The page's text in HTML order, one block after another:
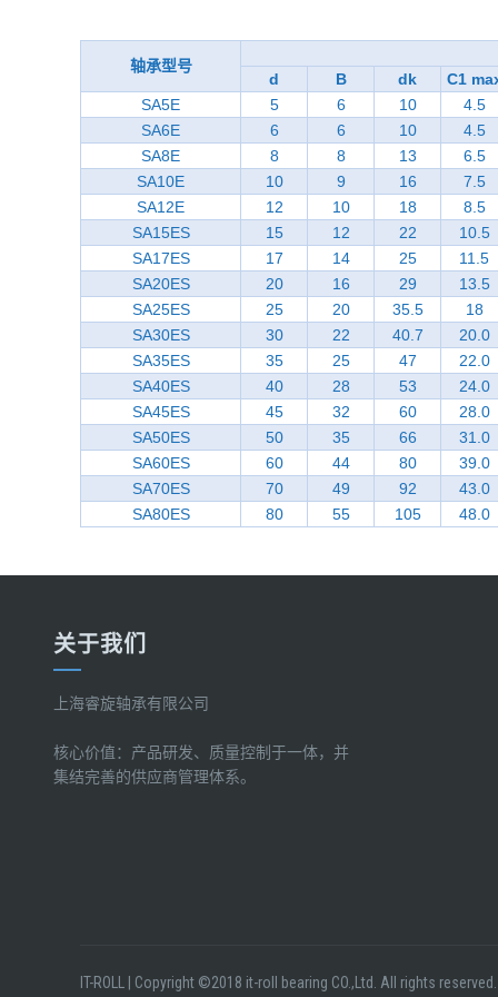
轴承型号
d B dk
C1
SA5E
5 6 10
4.5
SA6E
6 6 10
4.5
SA8E
8 8 13
6.5
SA10E
10 9 16
7.5
SA12E
12 10 18
8.5
SA15ES
15 12 22
10.5
SA17ES
17 14 25
11.5
SA20ES
20 16 29
13.5
SA25ES
25 20 35.5
18
SA30ES
30 22 40.7
20.0
SA35ES
35 25 47
22.0
SA40ES
40 28 53
24.0
SA45ES
45 32 60
28.0
SA50ES
50 35 66
31.0
SA60ES
60 44 80
39.0
SA70ES
70 49 92
43.0
SA80ES
80 55 105 48.0
关于我们
上海睿旋轴承有限公司
核心价值：产品研发、质量控制于一体，并
集结完善的供应商管理体系。
IT-ROLL Copyright ©2018 it-roll bearing CO.,Ltd. All rights reserved.